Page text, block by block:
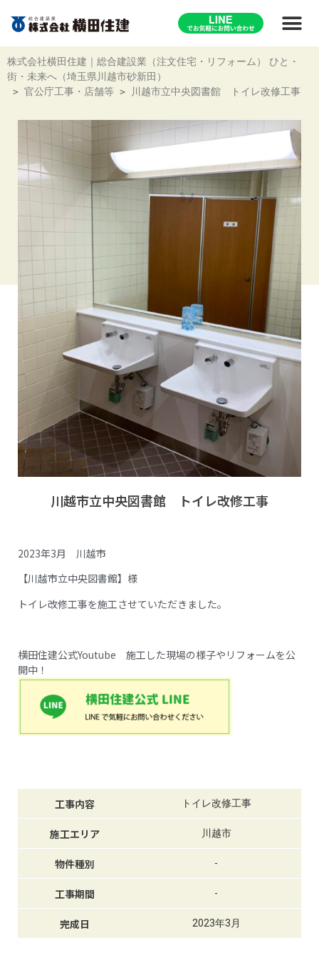
株式会社横田住建｜総合建設業（注文住宅・リフォーム） ひと・
街・未来へ（埼玉県川越市砂新田）
官公庁工事・店舗等
川越市立中央図書館 トイレ改修工事
川越市立中央図書館 トイレ改修工事
2023年3月 川越市
【川越市立中央図書館】様
トイレ改修工事を施工させていただきました。
横田住建公式Youtube 施工した現場の様子やリフォームを公
開中！
工事内容 トイレ改修工事
施工エリア 川越市
物件種別 -
工事期間 -
完成日 2023年3月